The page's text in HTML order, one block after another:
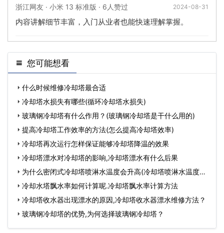
浙江网友 · 小米 13 标准版 · 6人赞过 2024-08-31
内容讲解细节丰富，入门从业者也能快速理解掌握。
您可能想看
什么时候维修冷却塔最合适
冷却塔水损失有哪些(循环冷却塔水损失)
玻璃钢冷却塔有什么作用？(玻璃钢冷却塔是干什么用的)
提高冷却塔工作效率的方法(怎么提高冷却塔效率)
冷却塔再次运行怎样保证能够冷却塔降温的效果
冷却塔漂水对冷却塔的影响,冷却塔漂水有什么后果
为什么密闭式冷却塔喷淋水温度会升高(冷却塔喷淋水温度过
高 冷却水塔飘水率如何计算呢.冷却塔飘水率计算方法
冷却塔收水器出现漂水的原因,冷却塔收水器漂水维修方法？
玻璃钢冷却塔的优势,为何选择玻璃钢冷却塔？